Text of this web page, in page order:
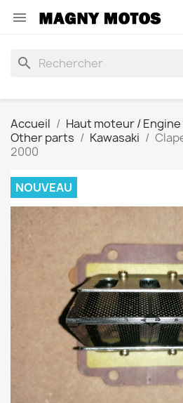

search
Accueil Haut moteur /
Other parts
Kawasaki
2000
NOUVEAU